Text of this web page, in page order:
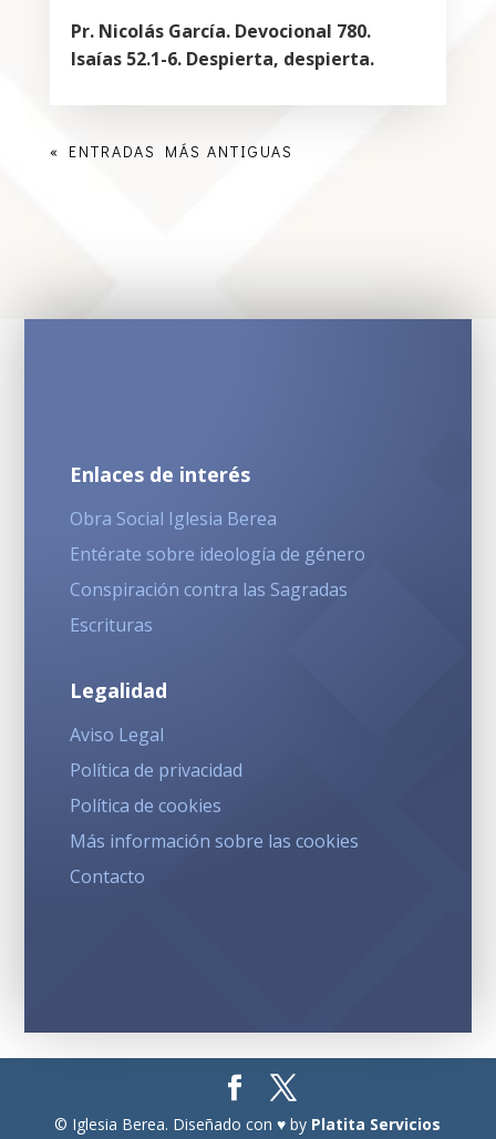
Pr. Nicolás García. Devocional 780.
Isaías 52.1-6. Despierta, despierta.
« ENTRADAS MÁS ANTIGUAS
Enlaces de interés
Obra Social Iglesia Berea
Entérate sobre ideología de género
Conspiración contra las Sagradas
Escrituras
Legalidad
Aviso Legal
Política de privacidad
Política de cookies
Más información sobre las cookies
Contacto
© Iglesia Berea. Diseñado con ♥ by Platita Servicios